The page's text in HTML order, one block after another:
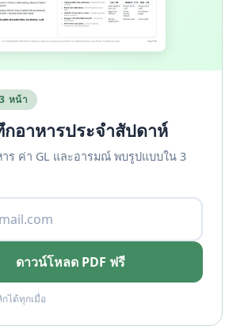
หน้า
อาหารประจำสัปดาห์
ร ค่า GL และอารมณ์ พบรูปแบบใน 3
ดาวน์โหลด PDF ฟรี
ได้ทุกเมื่อ